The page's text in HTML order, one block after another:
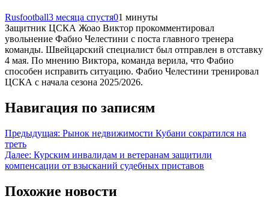
Rusfootball3 месяца спустя01 минуты
Защитник ЦСКА Жоао Виктор прокомментировал
увольнение Фабио Челестини с поста главного тренера
команды. Швейцарский специалист был отправлен в отставку
4 мая. По мнению Виктора, команда верила, что Фабио
способен исправить ситуацию. Фабио Челестини тренировал
ЦСКА с начала сезона 2025/2026.
Навигация по записям
Предыдущая: Рынок недвижимости Кубани сократился на
треть
Далее: Курским инвалидам и ветеранам защитили
компенсации от взысканий судебных приставов
Похожие новости